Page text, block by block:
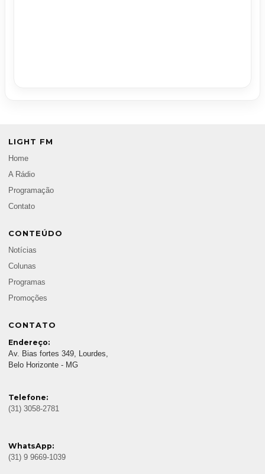
LIGHT FM
Home
A Rádio
Programação
Contato
CONTEÚDO
Notícias
Colunas
Programas
Promoções
CONTATO
Endereço:
Av. Bias fortes 349, Lourdes,
Belo Horizonte - MG
Telefone:
(31) 3058-2781
WhatsApp:
(31) 9 9669-1039